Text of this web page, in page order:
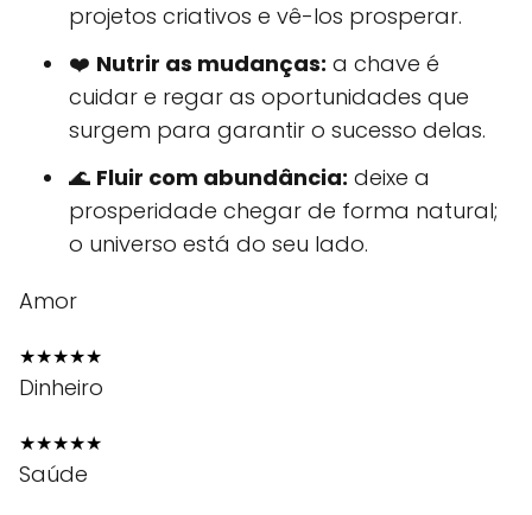
projetos criativos e vê-los prosperar.
❤️ Nutrir as mudanças: a chave é
cuidar e regar as oportunidades que
surgem para garantir o sucesso delas.
🌊 Fluir com abundância: deixe a
prosperidade chegar de forma natural;
o universo está do seu lado.
Amor
★★★★★
Dinheiro
★★★★★
Saúde